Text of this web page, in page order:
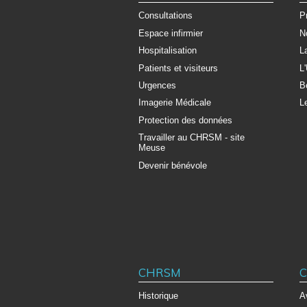
Consultations
Espace infirmier
Hospitalisation
Patients et visiteurs
Urgences
Imagerie Médicale
Protection des données
Travailler au CHRSM - site
Meuse
Devenir bénévole
CHRSM
Historique